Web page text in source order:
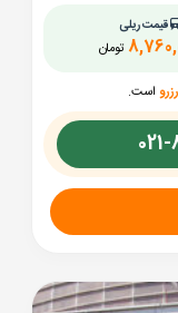
قیمت ریلی
تومان
است.